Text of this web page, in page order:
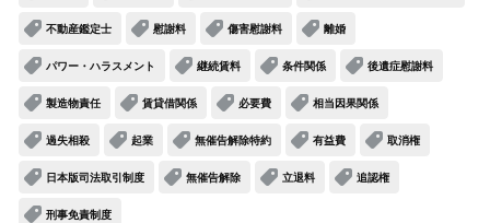
不動産鑑定士 慰謝料 傷害慰謝料 離婚
パワー・ハラスメント 継続賃料 条件関係 後遺症慰謝料
製造物責任 賃貸借関係 必要費 相当因果関係
過失相殺 起業 無催告解除特約 有益費 取消権
日本版司法取引制度 無催告解除 立退料 追認権
刑事免責制度